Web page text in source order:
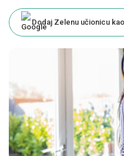
Dodaj Zelenu učionicu